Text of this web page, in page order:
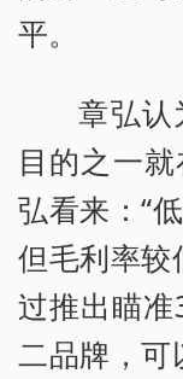
平。
章弘认
目的之一
弘看来：“
但毛利率较
过推出瞄
二品牌，可